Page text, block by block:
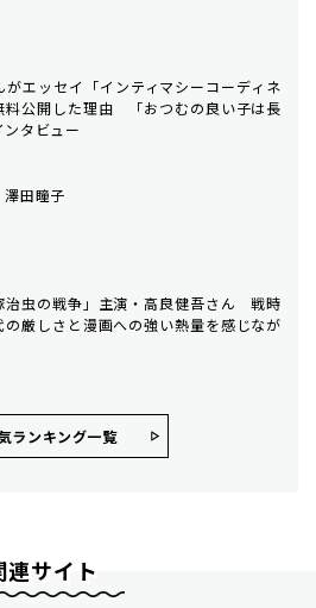
がエッセイ「インティマシーコーディネ
料公開した理由 「おつむの良い子は長
タビュー
田瞳子
治虫の戦争」主演・高良健吾さん 戦時
の厳しさと漫画への強い熱量を感じなが
ランキング⼀覧
連サイト